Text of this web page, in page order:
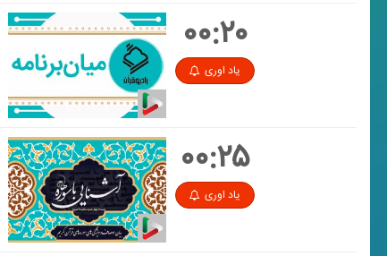
۰۰:۲۰
یاد اوری
۰۰:۲۵
یاد اوری